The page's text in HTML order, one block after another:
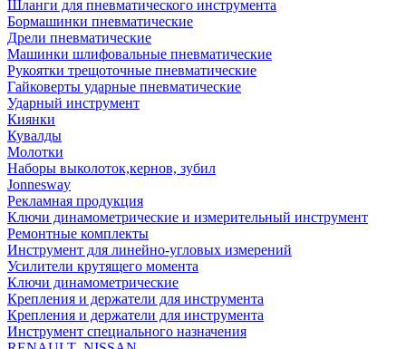
Шланги для пневматического инструмента
Бормашинки пневматические
Дрели пневматические
Машинки шлифовальные пневматические
Рукоятки трещоточные пневматические
Гайковерты ударные пневматические
Ударный инструмент
Киянки
Кувалды
Молотки
Наборы выколоток,кернов, зубил
Jonnesway
Рекламная продукция
Ключи динамометрические и измерительный инструмент
Ремонтные комплекты
Инструмент для линейно-угловых измерений
Усилители крутящего момента
Ключи динамометрические
Крепления и держатели для инструмента
Крепления и держатели для инструмента
Инструмент специального назначения